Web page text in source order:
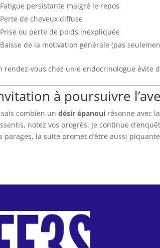
Fatigue persistante malgré le repos
Perte de cheveux diffuse
Prise ou perte de poids inexpliquée
Baisse de la motivation générale (pas
rendez-vous chez un·e endocrinologue
à poursuivre
sais combien undésir épanoui résonne avec
notez vos progrès. Je continue
parages, la suite promet d’être aussi